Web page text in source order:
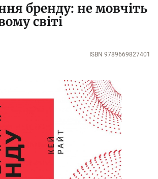
бренду: не мовчіть
світі
ISBN 9789669827401